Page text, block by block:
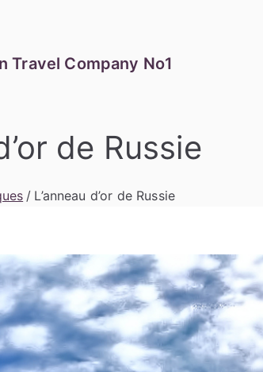
Travel Company No1
de Russie
L’anneau d’or de Russie